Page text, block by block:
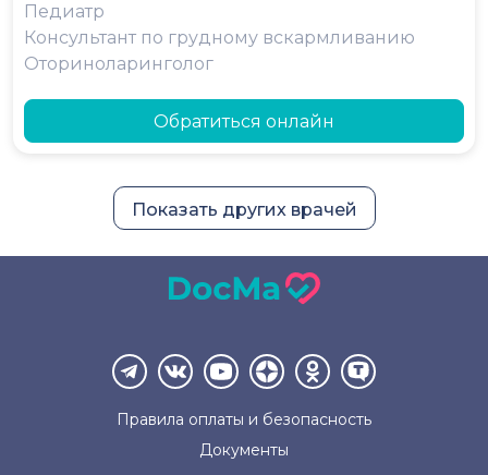
Педиатр
Консультант по грудному вскармливанию
Оториноларинголог
Обратиться онлайн
Показать других врачей
Правила оплаты и безопасность
Документы